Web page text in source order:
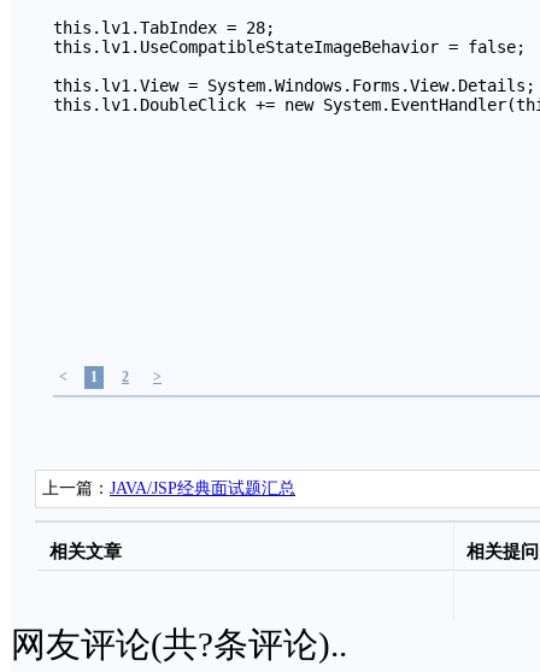
this.lv1.TabIndex = 28;
this.lv1.UseCompatibleStateImageBehavior = false;
this.lv1.View = System.Windows.Forms.View.Details;
this.lv1.DoubleClick += new
< 1 2 >
上一篇： JAVA/JSP经典面试题汇总
相关文章 相关提问
网友评论(共?条评论)..